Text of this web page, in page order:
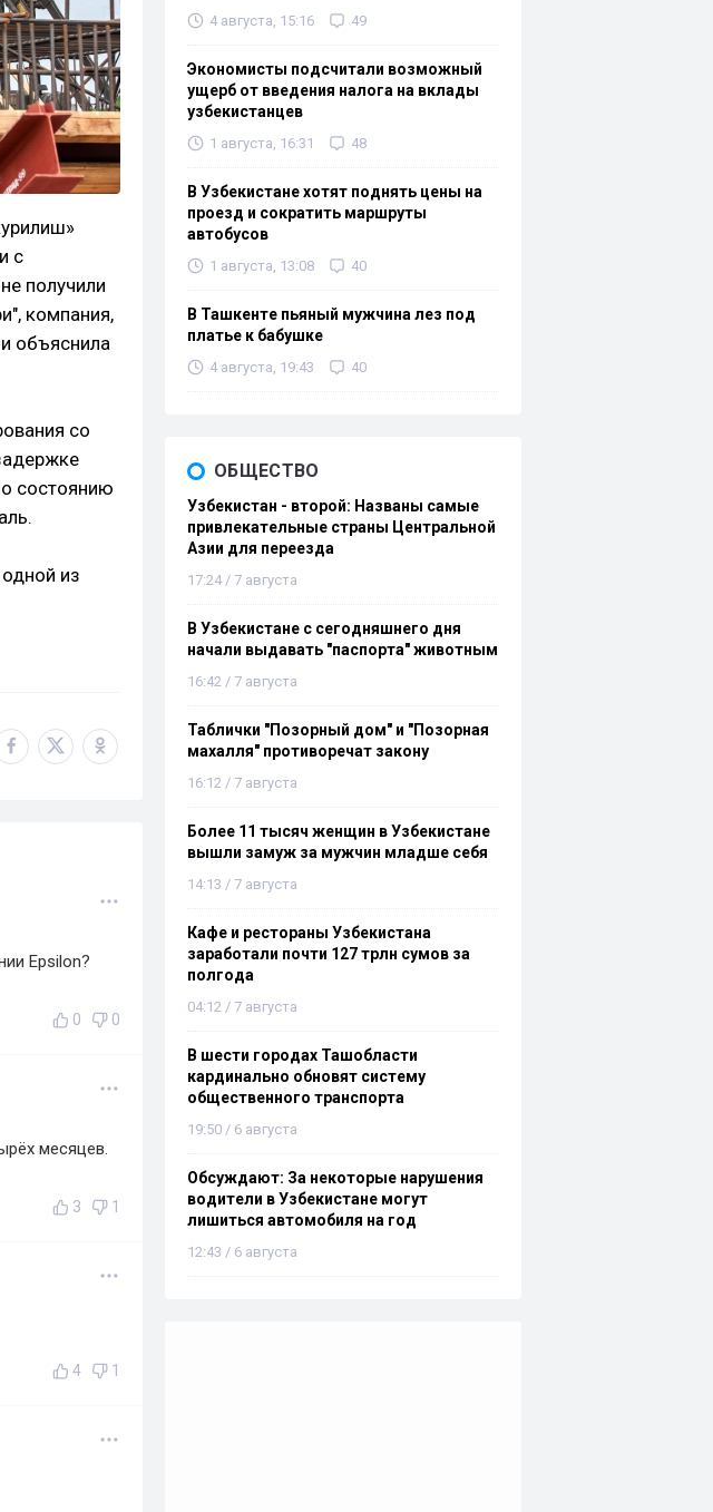
с
получили
компания,
объяснила
со
состоянию
из
Epsilon?
0 0
месяцев.
3 1
4 1
4 августа, 15:16 49
Экономисты подсчитали возможный
ущерб от введения налога на вклады
узбекистанцев
1 августа, 16:31 48
В Узбекистане хотят поднять цены на
проезд и сократить маршруты
автобусов
1 августа, 13:08 40
В Ташкенте пьяный мужчина лез под
платье к бабушке
4 августа, 19:43 40
ОБЩЕСТВО
Узбекистан - второй: Названы самые
привлекательные страны Центральной
Азии для переезда
17:24 / 7 августа
В Узбекистане с сегодняшнего дня
начали выдавать "паспорта" животным
16:42 / 7 августа
Таблички "Позорный дом" и "Позорная
махалля" противоречат закону
16:12 / 7 августа
Более 11 тысяч женщин в Узбекистане
вышли замуж за мужчин младше себя
14:13 / 7 августа
Кафе и рестораны Узбекистана
заработали почти 127 трлн сумов за
полгода
04:12 / 7 августа
В шести городах Ташобласти
кардинально обновят систему
общественного транспорта
19:50 / 6 августа
Обсуждают: За некоторые нарушения
водители в Узбекистане могут
лишиться автомобиля на год
12:43 / 6 августа